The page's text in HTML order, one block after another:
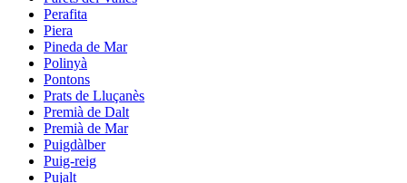
Perafita
Piera
Pineda de Mar
Polinyà
Pontons
Prats de Lluçanès
Premià de Dalt
Premià de Mar
Puigdàlber
Puig-reig
Pujalt